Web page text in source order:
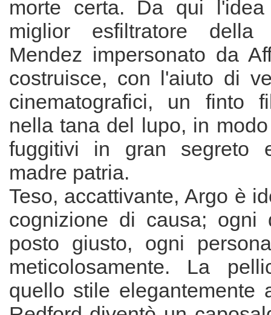
morte certa. Da qui
miglior esfiltratore della
Mendez impersonato da
costruisce, con l'aiuto di
cinematografici, un finto
nella tana del lupo, in
fuggitivi in gran segreto
madre patria.
Teso, accattivante, Argo è
cognizione di causa; ogni
posto giusto, ogni
meticolosamente. La
quello stile elegantemente